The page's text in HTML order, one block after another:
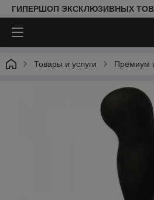
ГИПЕРШОП ЭКСКЛЮЗИВНЫХ
Товары и услуги Премиум